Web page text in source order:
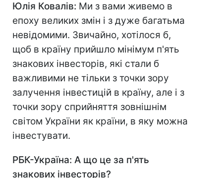
Юлія Ковалів: Ми з вами живемо в
епоху великих змін і з дуже багатьма
невідомими. Звичайно, хотілося б,
щоб в країну прийшло мінімум п'ять
знакових інвесторів, які стали б
важливими не тільки з точки зору
залучення інвестицій в країну, але і з
точки зору сприйняття зовнішнім
світом України як країни, в яку можна
інвестувати.
РБК-Україна: А що це за п'ять
знакових інвесторів?